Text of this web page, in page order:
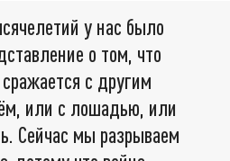
у нас было
о том, что
с другим
или с лошадью, или
Сейчас мы разрываем